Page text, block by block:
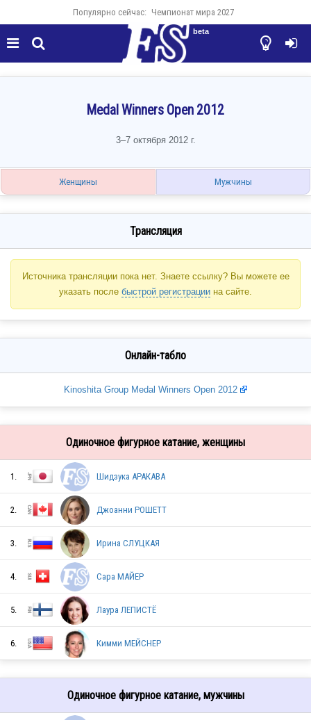
Популярно сейчас: Чемпионат мира 2027
  

beta
Medal Winners Open 2012
3–7 октября 2012 г.
Женщины Мужчины
Трансляция
Источника трансляции пока нет. Знаете ссылку? Вы можете ее
указать после быстрой регистрации на сайте.
Онлайн-табло
Kinoshita Group Medal Winners Open 2012
Одиночное фигурное катание, женщины
1. Шидзука АРАКАВА
2. Джоанни РОШЕТТ
3. Ирина СЛУЦКАЯ
4. Сара МАЙЕР
5. Лаура ЛЕПИСТЁ
6. Кимми МЕЙСНЕР
Одиночное фигурное катание, мужчины